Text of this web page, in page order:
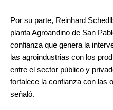
Por su parte, Reinhard
planta Agroandino de San
confianza que genera la
las agroindustrias con los
entre el sector público y
fortalece la confianza con las
señaló.